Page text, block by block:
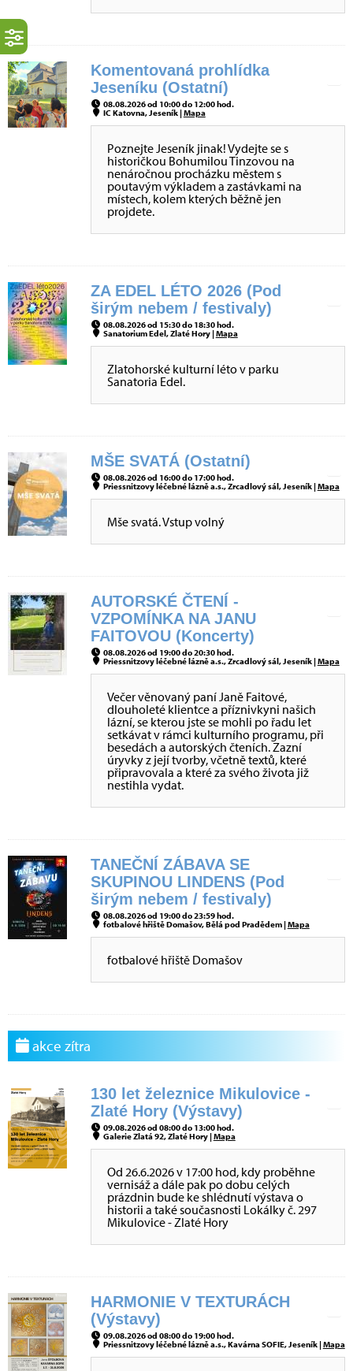
Komentovaná prohlídka
Jeseníku (Ostatní)
08.08.2026 od 10:00 do 12:00 hod.
IC Katovna, Jeseník |Mapa
Poznejte Jeseník jinak! Vydejte se s
historičkou Bohumilou Tinzovou na
nenáročnou procházku městem s
poutavým výkladem a zastávkami na
místech, kolem kterých běžně jen
projdete.
ZA EDEL LÉTO 2026 (Pod
širým nebem / festivaly)
08.08.2026 od 15:30 do 18:30 hod.
Sanatorium Edel, Zlaté Hory |Mapa
Zlatohorské kulturní léto v parku
Sanatoria Edel.
MŠE SVATÁ (Ostatní)
08.08.2026 od 16:00 do 17:00 hod.
Priessnitzovy léčebné lázně a.s., Zrcadlový sál, Jeseník |Mapa
Mše svatá. Vstup volný
AUTORSKÉ ČTENÍ -
VZPOMÍNKA NA JANU
FAITOVOU (Koncerty)
08.08.2026 od 19:00 do 20:30 hod.
Priessnitzovy léčebné lázně a.s., Zrcadlový sál, Jeseník |Mapa
Večer věnovaný paní Janě Faitové,
dlouholeté klientce a příznivkyni našich
lázní, se kterou jste se mohli po řadu let
setkávat v rámci kulturního programu, při
besedách a autorských čteních. Zazní
úryvky z její tvorby, včetně textů, které
připravovala a které za svého života již
nestihla vydat.
TANEČNÍ ZÁBAVA SE
SKUPINOU LINDENS (Pod
širým nebem / festivaly)
08.08.2026 od 19:00 do 23:59 hod.
fotbalové hřiště Domašov, Bělá pod Pradědem |Mapa
fotbalové hřiště Domašov
akce zítra
130 let železnice Mikulovice -
Zlaté Hory (Výstavy)
09.08.2026 od 08:00 do 13:00 hod.
Galerie Zlatá 92, Zlaté Hory |Mapa
Od 26.6.2026 v 17:00 hod, kdy proběhne
vernisáž a dále pak po dobu celých
prázdnin bude ke shlédnutí výstava o
historii a také současnosti Lokálky č. 297
Mikulovice - Zlaté Hory
HARMONIE V TEXTURÁCH
(Výstavy)
09.08.2026 od 08:00 do 19:00 hod.
Priessnitzovy léčebné lázně a.s., Kavárna SOFIE, Jeseník |Mapa